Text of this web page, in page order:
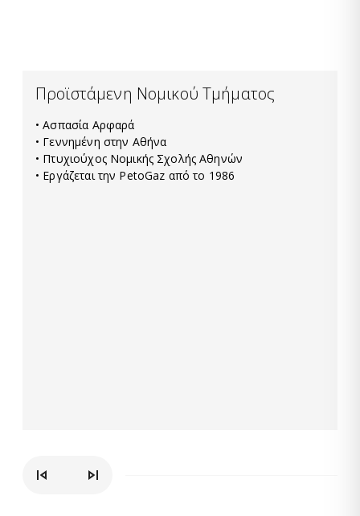
Προϊστάμενη Νομικού Τμήματος
• Ασπασία Αρφαρά
• Γεννημένη στην Αθήνα
• Πτυχιούχος Νομικής Σχολής Αθηνών
• Εργάζεται την PetoGaz από το 1986